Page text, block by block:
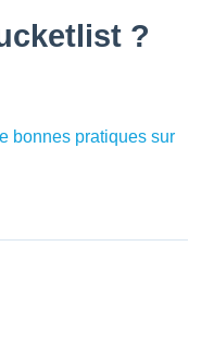
?
bonnes pratiques sur